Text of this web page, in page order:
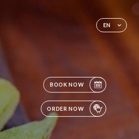
EN
BOOK NOW
ORDER NOW